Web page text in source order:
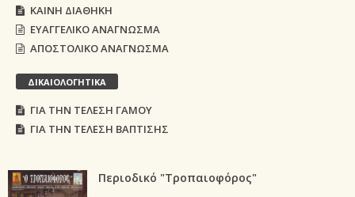
ΚΑΙΝΗ ΔΙΑΘΗΚΗ
ΕΥΑΓΓΕΛΙΚΟ ΑΝΑΓΝΩΣΜΑ
ΑΠΟΣΤΟΛΙΚΟ ΑΝΑΓΝΩΣΜΑ
ΔΙΚΑΙΟΛΟΓΗΤΙΚΑ
ΓΙΑ ΤΗΝ ΤΕΛΕΣΗ ΓΑΜΟΥ
ΓΙΑ ΤΗΝ ΤΕΛΕΣΗ ΒΑΠΤΙΣΗΣ
Περιοδικό "Τροπαιοφόρος"